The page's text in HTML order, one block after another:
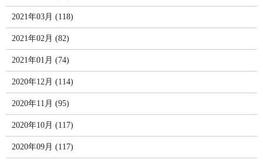
2021年03月 (118)
2021年02月 (82)
2021年01月 (74)
2020年12月 (114)
2020年11月 (95)
2020年10月 (117)
2020年09月 (117)